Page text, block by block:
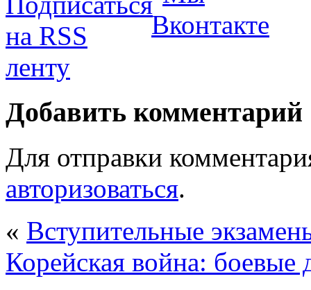
Добавить комментарий
Для отправки
авторизоваться.
« Вступительные
Корейская война: боевые